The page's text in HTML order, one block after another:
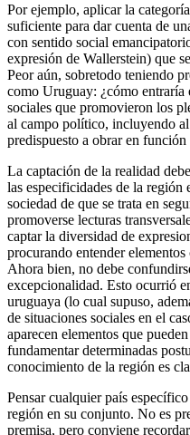
Por ejemplo, aplicar la
suficiente para dar cuenta de
con sentido social
expresión de Wallerstein) que
Peor aún, sobretodo teniendo
como Uruguay: ¿cómo entraría
sociales que promovieron los
al campo político, incluyendo
predispuesto a obrar en
La captación de la realidad
las especificidades de la
sociedad de que se trata en
promoverse lecturas
captar la diversidad de
procurando entender elementos
Ahora bien, no debe
excepcionalidad. Esto ocurrió
uruguaya (lo cual supuso,
de situaciones sociales en el
aparecen elementos que
fundamentar determinadas
conocimiento de la región es
Pensar cualquier país
región en su conjunto. No es
premisa, pero conviene